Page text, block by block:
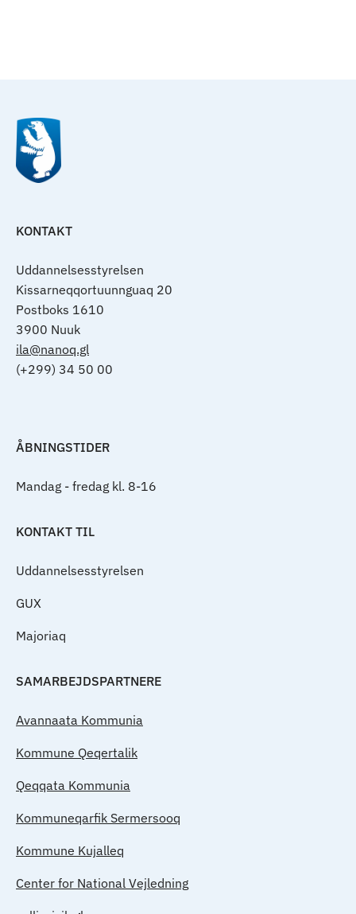
KONTAKT
Uddannelsesstyrelsen
Kissarneqqortuunnguaq 20
Postboks 1610
3900 Nuuk
ila@nanoq.gl
(+299) 34 50 00
ÅBNINGSTIDER
Mandag - fredag kl. 8-16
KONTAKT TIL
Uddannelsesstyrelsen
GUX
Majoriaq
SAMARBEJDSPARTNERE
Avannaata Kommunia
Kommune Qeqertalik
Qeqqata Kommunia
Kommuneqarfik Sermersooq
Kommune Kujalleq
Center for National Vejledning